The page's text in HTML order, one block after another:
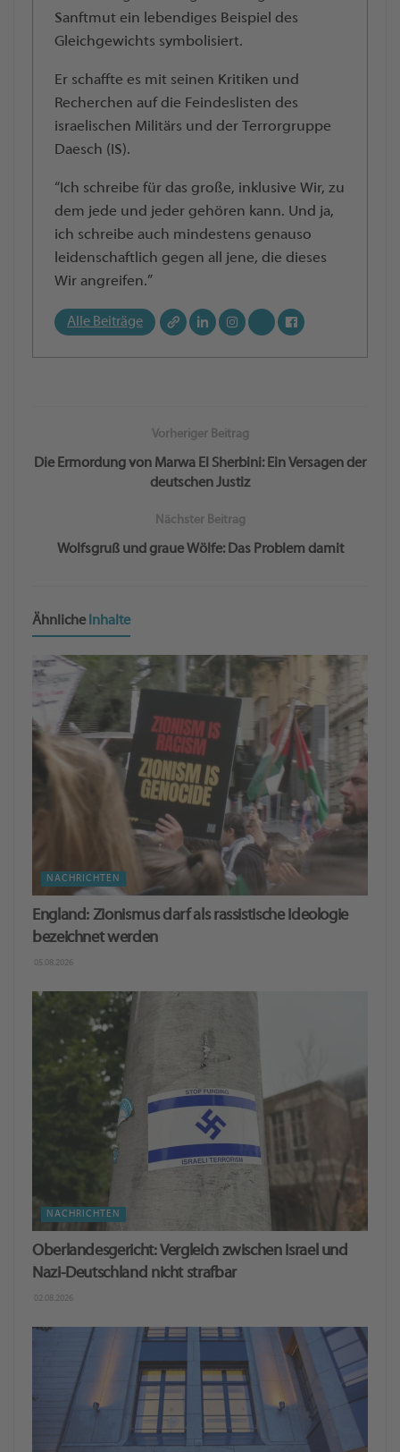
Sanftmut ein lebendiges Beispiel des
Gleichgewichts symbolisiert.
Er schaffte es mit seinen Kritiken und
Recherchen auf die Feindeslisten des
israelischen Militärs und der Terrorgruppe
Daesch (IS).
“Ich schreibe für das große, inklusive Wir, zu
dem jede und jeder gehören kann. Und ja,
ich schreibe auch mindestens genauso
leidenschaftlich gegen all jene, die dieses
Wir angreifen.”
Alle Beiträge
Vorheriger Beitrag
Die Ermordung von Marwa El Sherbini: Ein Versagen der
deutschen Justiz
Nächster Beitrag
Wolfsgruß und graue Wölfe: Das Problem damit
Ähnliche Inhalte
NACHRICHTEN
England: Zionismus darf als rassistische Ideologie
bezeichnet werden
05.08.2026
NACHRICHTEN
Oberlandesgericht: Ver­gleich zwi­schen Is­ra­el und
Nazi-Deutschland nicht straf­bar
02.08.2026